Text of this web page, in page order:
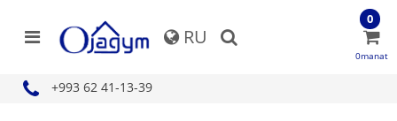
RU
+993 62 41-13-39
0
0manat